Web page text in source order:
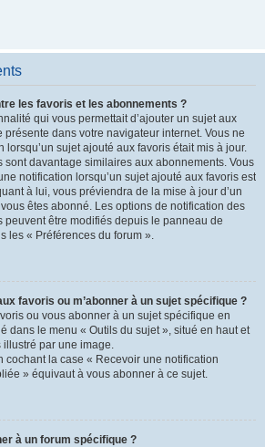
les favoris et les abonnements ?
qui vous permettait d’ajouter un sujet aux
dans votre navigateur internet. Vous ne
sujet ajouté aux favoris était mis à jour.
sont davantage similaires aux abonnements. Vous
notification lorsqu’un sujet ajouté aux favoris est
à lui, vous préviendra de la mise à jour d’un
êtes abonné. Les options de notification des
peuvent être modifiés depuis le panneau de
les « Préférences du forum ».
favoris ou m’abonner à un sujet spécifique ?
ou vous abonner à un sujet spécifique en
dans le menu « Outils du sujet », situé en haut et
illustré par une image.
cochant la case « Recevoir une notification
» équivaut à vous abonner à ce sujet.
à un forum spécifique ?